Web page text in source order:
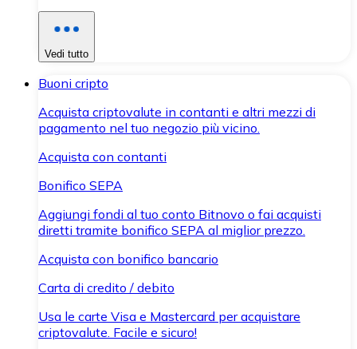
Vedi tutto
Buoni cripto
Acquista criptovalute in contanti e altri mezzi di
pagamento nel tuo negozio più vicino.
Acquista con contanti
Bonifico SEPA
Aggiungi fondi al tuo conto Bitnovo o fai acquisti
diretti tramite bonifico SEPA al miglior prezzo.
Acquista con bonifico bancario
Carta di credito / debito
Usa le carte Visa e Mastercard per acquistare
criptovalute. Facile e sicuro!